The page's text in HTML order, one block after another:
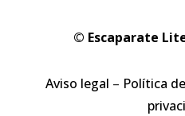
© Escaparate
Aviso legal – Política